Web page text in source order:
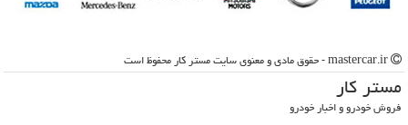
مستر كار
فروش خودرو و اخبار خودرو